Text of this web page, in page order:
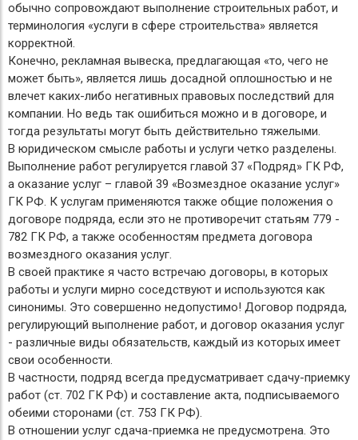
обычно сопровождают выполнение строительных работ, и
терминология «услуги в сфере строительства» является
корректной.
Конечно, рекламная вывеска, предлагающая «то, чего не
может быть», является лишь досадной оплошностью и не
влечет каких-либо негативных правовых последствий для
компании. Но ведь так ошибиться можно и в договоре, и
тогда результаты могут быть действительно тяжелыми.
В юридическом смысле работы и услуги четко разделены.
Выполнение работ регулируется главой 37 «Подряд» ГК РФ,
а оказание услуг – главой 39 «Возмездное оказание услуг»
ГК РФ. К услугам применяются также общие положения о
договоре подряда, если это не противоречит статьям 779 -
782 ГК РФ, а также особенностям предмета договора
возмездного оказания услуг.
В своей практике я часто встречаю договоры, в которых
работы и услуги мирно соседствуют и используются как
синонимы. Это совершенно недопустимо! Договор подряда,
регулирующий выполнение работ, и договор оказания услуг
- различные виды обязательств, каждый из которых имеет
свои особенности.
В частности, подряд всегда предусматривает сдачу-приемку
работ (ст. 702 ГК РФ) и составление акта, подписываемого
обеими сторонами (ст. 753 ГК РФ).
В отношении услуг сдача-приемка не предусмотрена. Это